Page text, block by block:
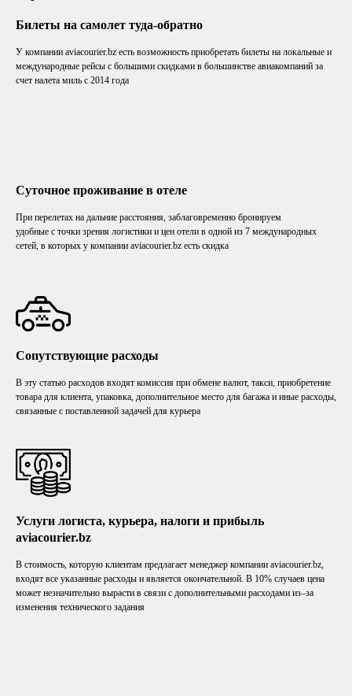
Билеты на самолет туда-обратно
У компании aviacourier.bz есть возможность приобретать билеты на локальные и
международные рейсы с большими скидками в большинстве авиакомпаний за
счет налета миль с 2014 года
Суточное проживание в отеле
При перелетах на дальние расстояния, заблаговременно бронируем
удобные с точки зрения логистики и цен отели в одной из 7 международных
сетей, в которых у компании aviacourier.bz есть скидка
Сопутствующие расходы
В эту статью расходов входят комиссия при обмене валют, такси, приобретение
товара для клиента, упаковка, дополнительное место для багажа и иные расходы,
связанные с поставленной задачей для курьера
Услуги логиста, курьера, налоги и прибыль
aviacourier.bz
В стоимость, которую клиентам предлагает менеджер компании aviacourier.bz,
входят все указанные расходы и является окончательной. В 10% случаев цена
может незначительно вырасти в связи с дополнительными расходами из–за
изменения технического задания